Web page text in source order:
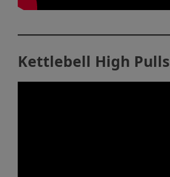
Kettlebell High Pulls